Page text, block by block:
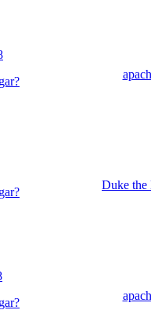
Duke the